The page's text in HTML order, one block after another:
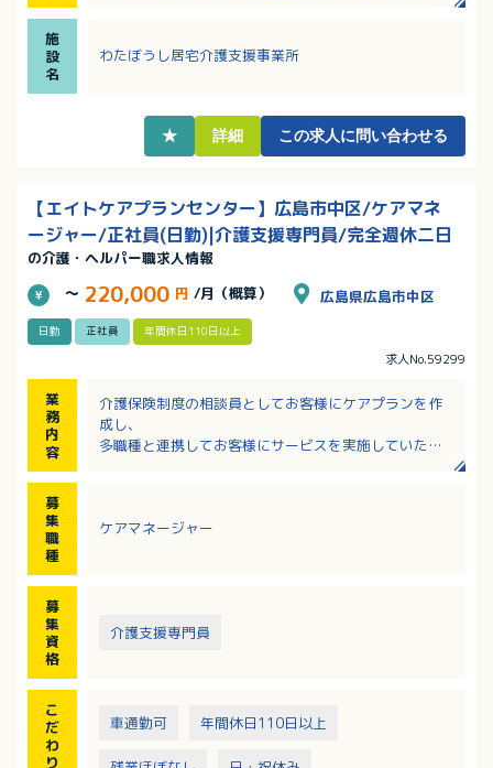
ス充実！
・年1回の昇給、年2回の賞与があり、頑張りが評価さ
休みにも理解ある職場です
施
設
名
わたぼうし居宅介護支援事業所
★ 詳細 この求人に問い合わせる
【エイトケアプランセンター】広島市中区/ケアマネ
ージャー/正社員(日勤)|介護支援専門員/完全週休二日
の介護・ヘルパー職求人情報
～ 220,000 円 /月（概算） 広島県広島市中区
日勤 正社員 年間休日110日以上
求人No.59299
業
務
内
容
介護保険制度の相談員としてお客様にケアプランを作
成し、
多職種と連携してお客様にサービスを実施していただ
あります。
募
集
職
種
ケアマネージャー
募
集
資
格
介護支援専門員
こ
だ
わ
り
車通勤可 年間休日110日以上